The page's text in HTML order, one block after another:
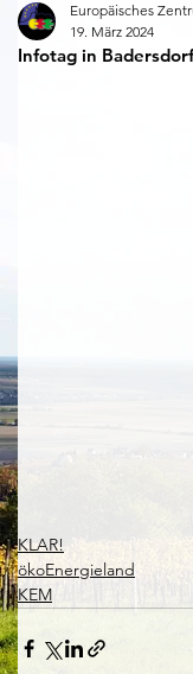
Infotag in Badersdorf
Europäisches
19. März 2024
KLAR!
ökoEnergieland
KEM